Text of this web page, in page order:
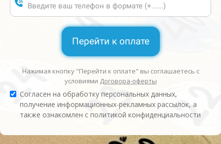
Перейти к оплате
Нажимая кнопку "Перейти к оплате" вы соглашаетесь с
условиями Договора-оферты
Согласен на обработку персональных данных,
получение информационных-рекламных рассылок, а
также ознакомлен с политикой конфиденциальности